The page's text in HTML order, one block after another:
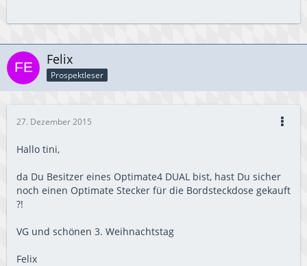
Felix
Prospektleser
27. Dezember 2015
Hallo tini,
da Du Besitzer eines Optimate4 DUAL bist, hast Du sicher
noch einen Optimate Stecker für die Bordsteckdose gekauft
?!
VG und schönen 3. Weihnachtstag
Felix